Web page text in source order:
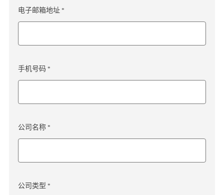
电子邮箱地址 *
手机号码 *
公司名称 *
公司类型 *